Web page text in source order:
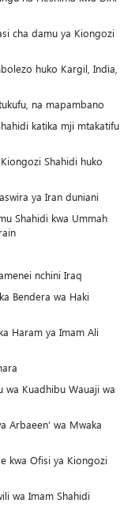
cha damu ya Kiongozi
huko Kargil, India,
na mapambano
katika mji mtakatifu
Shahidi huko
ya Iran duniani
Shahidi kwa Ummah
nchini Iraq
Bendera wa Haki
Haram ya Imam Ali
wa Kuadhibu Wauaji wa
Arbaeen’ wa Mwaka
kwa Ofisi ya Kiongozi
wa Imam Shahidi